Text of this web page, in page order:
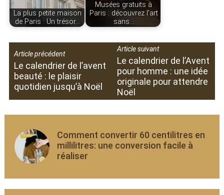
La plus petite maison
de Paris : Un trésor…
Musées gratuits à
Paris : découvrez l'art
sans…
Article précédent
Le calendrier de l’avent
beauté : le plaisir
quotidien jusqu’à Noël
Article suivant
Le calendrier de l’Avent
pour homme : une idée
originale pour attendre
Noël
Comment convertir 60 centilitres en
millilitres: une conversion facile à
réaliser